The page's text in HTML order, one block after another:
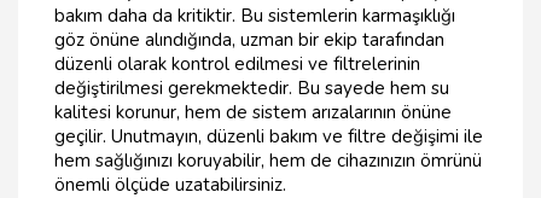
bakım daha da kritiktir. Bu sistemlerin karmaşıklığı
göz önüne alındığında, uzman bir ekip tarafından
düzenli olarak kontrol edilmesi ve filtrelerinin
değiştirilmesi gerekmektedir. Bu sayede hem su
kalitesi korunur, hem de sistem arızalarının önüne
geçilir. Unutmayın, düzenli bakım ve filtre değişimi ile
hem sağlığınızı koruyabilir, hem de cihazınızın ömrünü
önemli ölçüde uzatabilirsiniz.